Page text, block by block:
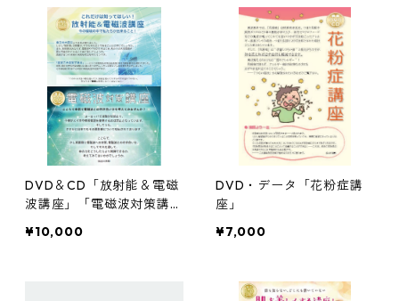
DVD＆CD「放射能＆電磁
波講座」「電磁波対策講
¥10,000
DVD・データ「花粉症講
座」
¥7,000